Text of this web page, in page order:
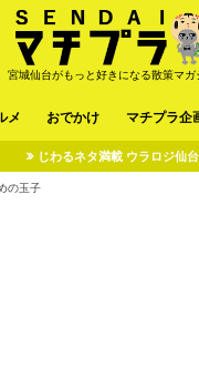
宮城仙台がもっと好きになる散策マガ
メ おでかけ マチプラ企
じわるネタ満載 ウラロジ仙台
の玉子